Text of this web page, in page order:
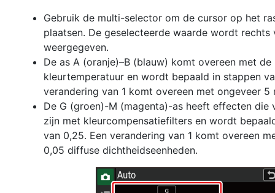
Gebruik de multi-selector om de cursor op het
plaatsen. De geselecteerde waarde wordt rechts
weergegeven.
De as A (oranje)–B (blauw) komt overeen met de
kleurtemperatuur en wordt bepaald in stappen
verandering van 1 komt overeen met ongeveer 5
De G (groen)-M (magenta)-as heeft effecten die
zijn met kleurcompensatiefilters en wordt
van 0,25. Een verandering van 1 komt overeen
0,05 diffuse dichtheidseenheden.